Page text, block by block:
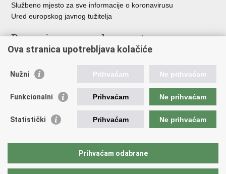
Službeno mjesto za sve informacije o koronavirusu
Ured europskog javnog tužitelja
Poveznice pravosudnog sustava
Državno odvjetništvo
Ured za suzbijanje korupcije i organiziranog kriminaliteta
Državno sudbeno vijeće
Državnoodvjetničko vijeće
Hrvatska odvjetnička komora
Europski pravosudni portal
Ova stranica upotrebljava kolačiće
Nužni Prihvaćam Ne prihvaćam
Funkcionalni Prihvaćam Ne prihvaćam
Statistički Prihvaćam Ne prihvaćam
Prihvaćam odabrane